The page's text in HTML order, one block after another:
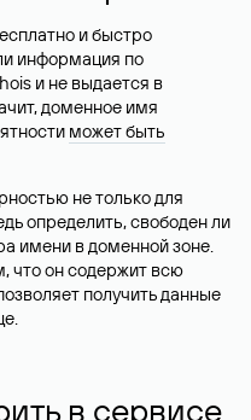
и быстро
информация по
и не выдается в
доменное имя
может быть
не только для
определить, свободен ли
имени в доменной зоне.
что он содержит всю
получить данные
в сервисе